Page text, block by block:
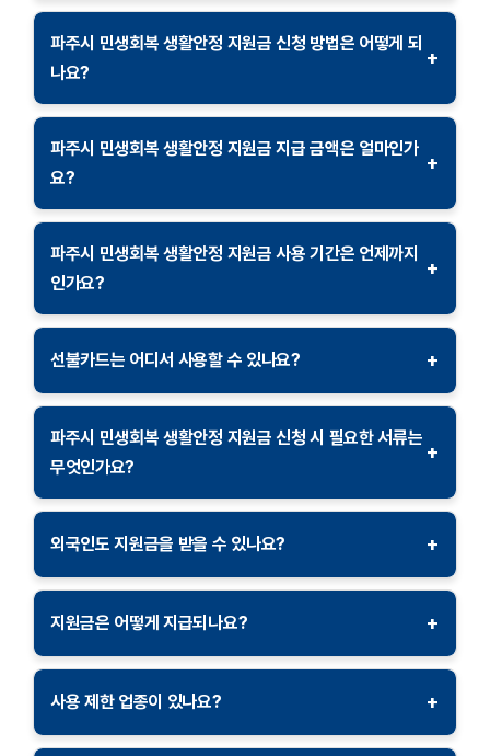
파주시 민생회복 지원금은 파주시에 주민등록을 둔 모든
시민이 신청할 수 있습니다. 단, 지원금 지급 기준일 이후
전출자나 사망자는 지원 대상에서 제외됩니다.
파주시 민생회복 생활안정 지원금 신청 방법은 어떻게 되
나요?
+
지원금 신청은 온라인과 오프라인 모두 가능합니다. 온라인
신청은 파주시청 홈페이지를 통해 이루어지며, 오프라인
신청은 주민센터를 방문하여 진행할 수 있습니다. 온라인
파주시 민생회복 생활안정 지원금 지급 금액은 얼마인가
요?
+
파주시 민생회복 생활안정 지원금은 1인당 30만 원이
지급됩니다. 지급 금액은 선불카드 형태로 제공되며, 파주시
내 가맹점에서 사용 가능합니다.
파주시 민생회복 생활안정 지원금 사용 기간은 언제까지
인가요?
+
지원금 사용 기간은 2025년 1월 20일부터 2025년 6월
30일까지입니다. 이 기간 내에 사용하지 않은 잔액은
선불카드는 어디서 사용할 수 있나요? +
선불카드는 파주시 내 남북경제협력 상품권 가맹점에서
사용할 수 있습니다. 음식점, 마트, 병원 등 다양한 업종에서
사용 가능하며, 가맹점 리스트는 파주시청 홈페이지에서
파주시 민생회복 생활안정 지원금 신청 시 필요한 서류는
무엇인가요?
+
신청 시 신분증과 주민등록등본이 필요합니다. 세대주가 아닌
경우 세대주의 신분증 사본과 위임장이 추가로 요구될 수
외국인도 지원금을 받을 수 있나요? +
파주시에 거주하는 외국인도 일정 조건을 충족하면 지원금을
받을 수 있습니다. 외국인 등록증과 거주 사실을 증명할 수
지원금은 어떻게 지급되나요? +
지원금은 무기명 선불카드 형태로 지급되며, 본인이 직접
수령하거나 대리 수령이 가능합니다. 대리 수령 시 대리인의
사용 제한 업종이 있나요? +
일부 업종에서는 선불카드 사용이 제한될 수 있습니다.